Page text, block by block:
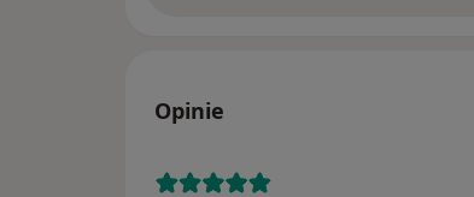
Opinie